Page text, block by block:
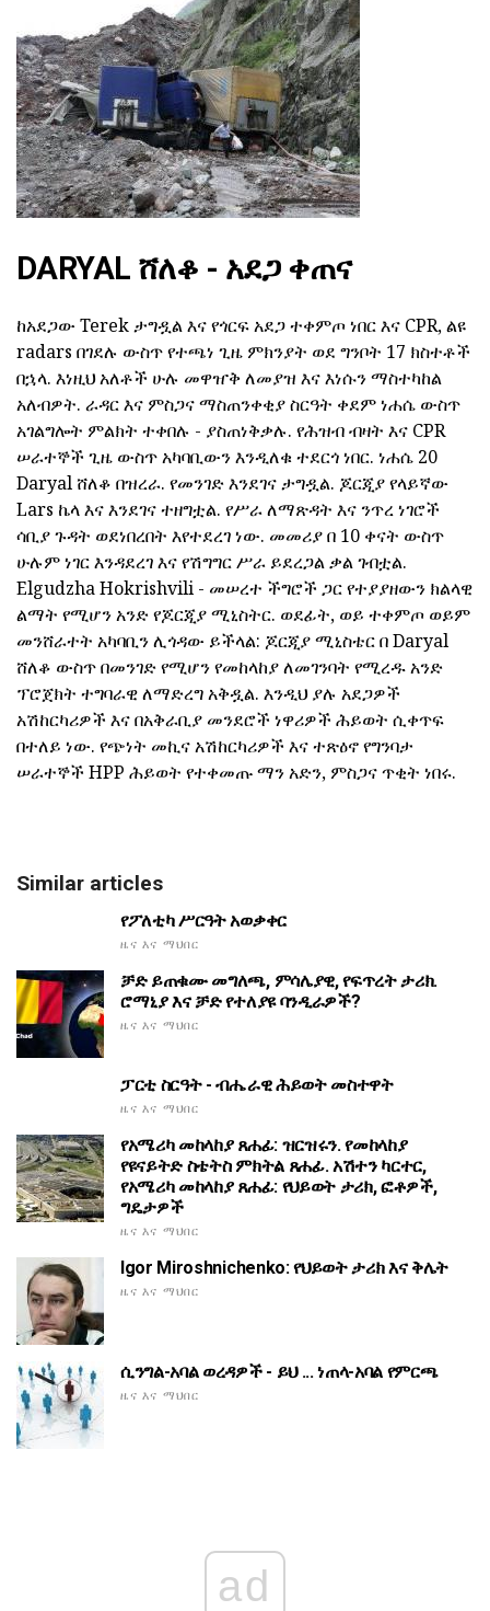
DARYAL ሸለቆ - አደጋ ቀጠና
ከአደጋው Terek ታግዷል እና የጎርፍ አደጋ ተቀምጦ ነበር እና CPR, ልዩ
radars በገደሉ ውስጥ የተጫነ ጊዜ ምክንያት ወደ ግንቦት 17 ክስተቶች
በኋላ. እነዚህ አለቶች ሁሉ መዋዠቅ ለመያዝ እና እነሱን ማስተካከል
አለብዎት. ራዳር እና ምስጋና ማስጠንቀቂያ ስርዓት ቀደም ነሐሴ ውስጥ
አገልግሎት ምልክት ተቀበሉ - ያስጠነቅቃሉ. የሕዝብ ብዛት እና CPR
ሠራተኞች ጊዜ ውስጥ አካባቢውን እንዲለቁ ተደርጎ ነበር. ነሐሴ 20
Daryal ሸለቆ በዝረራ. የመንገድ እንደገና ታግዷል. ጆርጂያ የላይኛው
Lars ኬላ እና እንደገና ተዘግቷል. የሥራ ለማጽዳት እና ንጥረ ነገሮች
ሳቢያ ጉዳት ወደነበረበት እየተደረገ ነው. መመሪያ በ 10 ቀናት ውስጥ
ሁሉም ነገር እንዳደረገ እና የሽግግር ሥራ ይደረጋል ቃል ገብቷል.
Elgudzha Hokrishvili - መሠረተ ችግሮች ጋር የተያያዘውን ክልላዊ
ልማት የሚሆን አንድ የጆርጂያ ሚኒስትር. ወደፊት, ወይ ተቀምጦ ወይም
መንሸራተት አካባቢን ሊጎዳው ይችላል: ጆርጂያ ሚኒስቴር በ Daryal
ሸለቆ ውስጥ በመንገድ የሚሆን የመከላከያ ለመገንባት የሚረዱ አንድ
ፕሮጀክት ተግባራዊ ለማድረግ አቅዷል. እንዲህ ያሉ አደጋዎች
አሽከርካሪዎች እና በአቅራቢያ መንደሮች ነዋሪዎች ሕይወት ሲቀጥፍ
በተለይ ነው. የጭነት መኪና አሽከርካሪዎች እና ተጽዕኖ የግንባታ
ሠራተኞች HPP ሕይወት የተቀመጡ ማን አድን, ምስጋና ጥቂት ነበሩ.
Similar articles
የፖለቲካ ሥርዓት አወቃቀር
ዜና እና ማህበር
ቻድ ይጠቁሙ መግለጫ, ምሳሌያዊ, የፍጥረት ታሪክ.
ሮማኒያ እና ቻድ የተለያዩ ባንዲራዎች?
ዜና እና ማህበር
ፓርቲ ስርዓት - ብሔራዊ ሕይወት መስተዋት
ዜና እና ማህበር
የአሜሪካ መከላከያ ጸሐፊ: ዝርዝሩን. የመከላከያ
የዩናይትድ ስቴትስ ምክትል ጸሐፊ. አሽተን ካርተር,
የአሜሪካ መከላከያ ጸሐፊ: የህይወት ታሪክ, ፎቶዎች,
ግዴታዎች
ዜና እና ማህበር
Igor Miroshnichenko: የህይወት ታሪክ እና ቅሌት
ዜና እና ማህበር
ሲንግል-አባል ወረዳዎች - ይህ ... ነጠላ-አባል የምርጫ
ዜና እና ማህበር
ad